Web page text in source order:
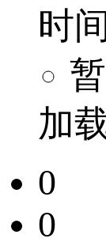
时间
加
0
0